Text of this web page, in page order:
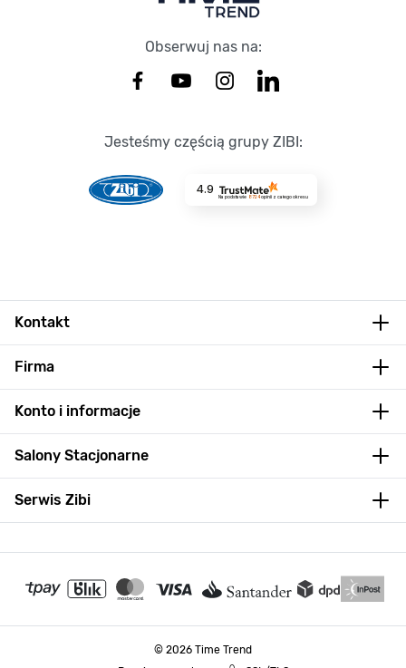
Obserwuj nas na:
Jesteśmy częścią grupy ZIBI:
4.9
Na podstawie 8724opinii z całego okresu
Kontakt
Firma
Konto i informacje
Salony Stacjonarne
Serwis Zibi
© 2026 Time Trend